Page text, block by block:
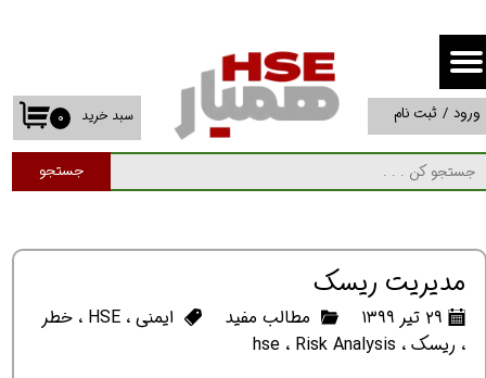
جستجو
۰ سبد خرید ورود / ثبت نام
حساب کاربری من
تغییر گذر واژه
سفارشات
مدیریت ریسک
۲۹ تیر ۱۳۹۹ مطالب مفید ایمنی، HSE ، خطر
، ریسک، hse ، Risk Analysis